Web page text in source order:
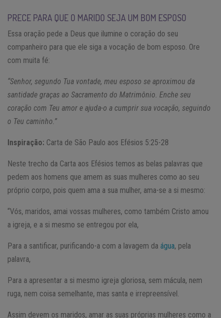
PRECE PARA QUE O MARIDO SEJA UM BOM ESPOSO
Essa oração pede a Deus que ilumine o coração do seu
companheiro para que ele siga a vocação de bom esposo. Ore
com muita fé:
“Senhor, segundo Tua vontade, meu esposo se aproximou da
santidade graças ao Sacramento do Matrimônio. Enche seu
coração com Teu amor e ajuda-o a cumprir sua vocação, seguindo
o Teu caminho.”
Inspiração: Carta de São Paulo aos Efésios 5:25-28
Neste trecho da Carta aos Efésios temos as belas palavras que
pedem aos homens que amem as suas mulheres como ao seu
próprio corpo, pois quem ama a sua mulher, ama-se a si mesmo:
“Vós, maridos, amai vossas mulheres, como também Cristo amou
a igreja, e a si mesmo se entregou por ela,
Para a santificar, purificando-a com a lavagem da água, pela
palavra,
Para a apresentar a si mesmo igreja gloriosa, sem mácula, nem
ruga, nem coisa semelhante, mas santa e irrepreensível.
Assim devem os maridos, amar as suas próprias mulheres como a